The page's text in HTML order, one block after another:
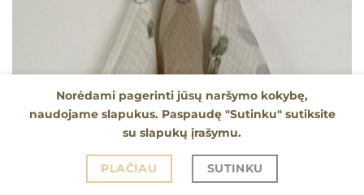
Norėdami pagerinti jūsų naršymo kokybę,
naudojame slapukus. Paspaudę "Sutinku" sutiksite
su slapukų įrašymu.
PLAČIAU SUTINKU